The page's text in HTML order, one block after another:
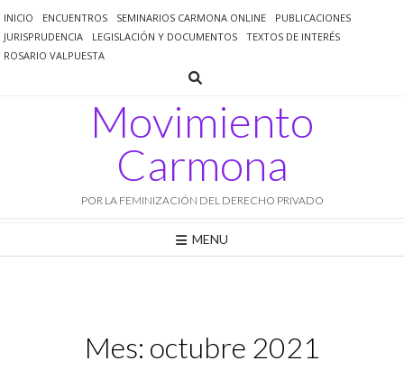
al
contenido
INICIO ENCUENTROS SEMINARIOS CARMONA ONLINE
PUBLICACIONES
JURISPRUDENCIA
LEGISLACIÓN Y DOCUMENTOS
TEXTOS DE INTERÉS
ROSARIO VALPUESTA
Movimiento
Carmona
POR LA FEMINIZACIÓN DEL DERECHO PRIVADO
MENU
Mes: octubre 2021